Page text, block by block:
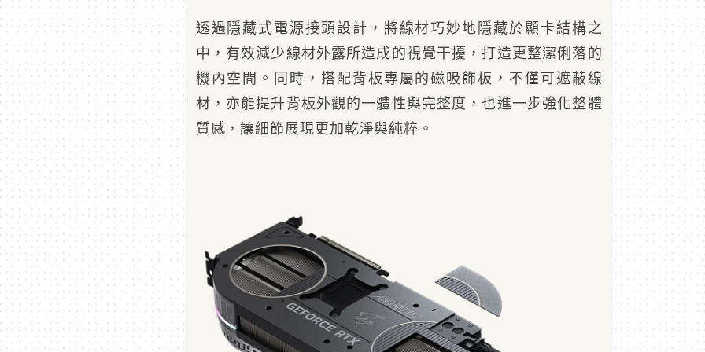
透過隱藏式電源接頭設計，將線材巧妙地隱藏於顯卡結構之
中，有效減少線材外露所造成的視覺干擾，打造更整潔俐落的
機內空間。同時，搭配背板專屬的磁吸飾板，不僅可遮蔽線
材，亦能提升背板外觀的一體性與完整度，也進一步強化整體
質感，讓細節展現更加乾淨與純粹。